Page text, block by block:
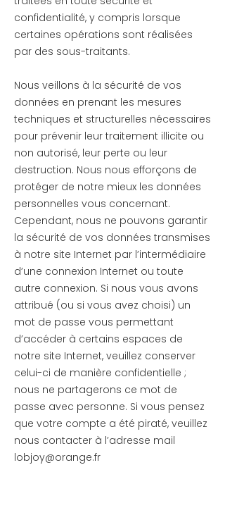
confidentialité, y compris lorsque
certaines opérations sont réalisées
par des sous-traitants.
Nous veillons à la sécurité de vos
données en prenant les mesures
techniques et structurelles nécessaires
pour prévenir leur traitement illicite ou
non autorisé, leur perte ou leur
destruction. Nous nous efforçons de
protéger de notre mieux les données
personnelles vous concernant.
Cependant, nous ne pouvons garantir
la sécurité de vos données transmises
à notre site Internet par l’intermédiaire
d’une connexion Internet ou toute
autre connexion. Si nous vous avons
attribué (ou si vous avez choisi) un
mot de passe vous permettant
d’accéder à certains espaces de
notre site Internet, veuillez conserver
celui-ci de manière confidentielle ;
nous ne partagerons ce mot de
passe avec personne. Si vous pensez
que votre compte a été piraté, veuillez
nous contacter à l’adresse mail
lobjoy@orange.fr